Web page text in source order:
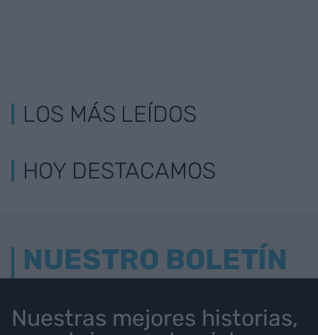
LOS MÁS LEÍDOS
HOY DESTACAMOS
NUESTRO BOLETÍN
Nuestras mejores historias,